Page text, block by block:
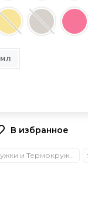
В избранное